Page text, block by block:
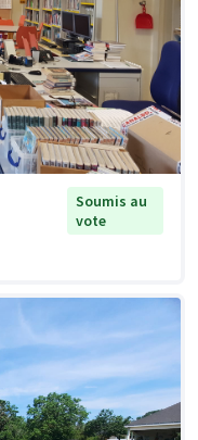
Soumis au
vote